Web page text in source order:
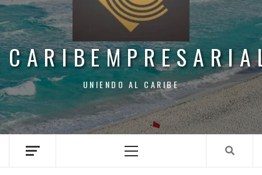
UNIENDO AL CARIBE
Menu